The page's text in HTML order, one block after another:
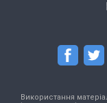
Використання